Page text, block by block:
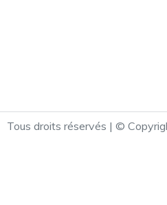
Tous droits réservés | ©